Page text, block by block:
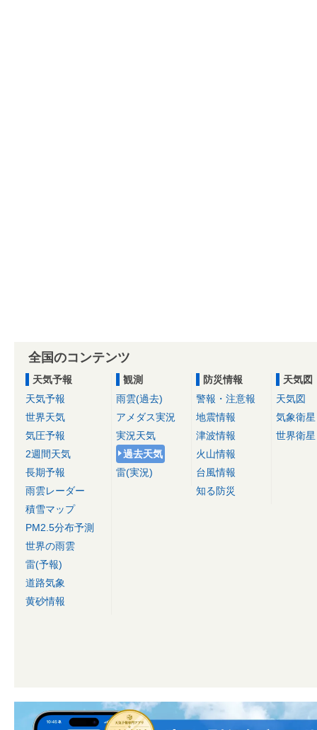
全国のコンテンツ
天気予報
天気予報
世界天気
気圧予報
2週間天気
長期予報
雨雲レーダー
積雪マップ
PM2.5分布予測
世界の雨雲
雷(予報)
道路気象
黄砂情報
観測
雨雲(過去)
アメダス実況
実況天気
過去天気
雷(実況)
防災情報
警報・注意報
地震情報
津波情報
火山情報
台風情報
知る防災
天気図
天気図
気象衛星
世界衛星